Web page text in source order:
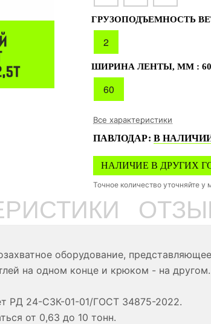
ГРУЗОПОДЪЕМНОСТЬ
2
ШИРИНА ЛЕНТЫ, ММ : 60
60
Все характеристики
ПАВЛОДАР: В
НАЛИЧИЕ В ДРУГИХ
Точное количество уточняйте у
оборудование,
на одном конце и крюком - на другом.
РД 24-С3К-01-01/ГОСТ 34875-2022.
от 0,63 до 10 тонн.